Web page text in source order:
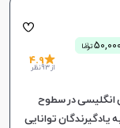
توما
ن
4.9
از 93 نظر
تدریس زبان انگلیسی در سطوح
یادگیرندگان توانایی